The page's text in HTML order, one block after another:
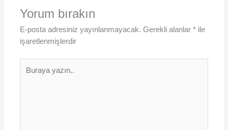
Yorum bırakın
E-posta adresiniz yayınlanmayacak. Gerekli alanlar* ile
işaretlenmişlerdir
yazın..